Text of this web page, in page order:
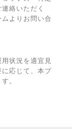
絡いただく
よりお問い合
状況を適宜見
応じて、本プ
。